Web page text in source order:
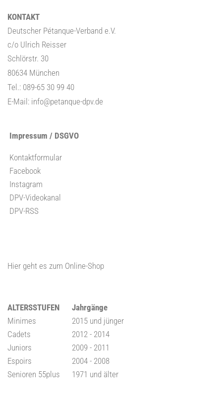
KONTAKT
Deutscher Pétanque-Verband e.V.
c/o Ulrich Reisser
Schlörstr. 30
80634 München
Tel.: 089-65 30 99 40
E-Mail: info@petanque-dpv.de
Impressum / DSGVO
Kontaktformular
Facebook
Instagram
DPV-Videokanal
DPV-RSS
Hier geht es zum Online-Shop
ALTERSSTUFEN
Jahrgänge
Minimes
2015 und jünger
Cadets
2012 - 2014
Juniors
2009 - 2011
Espoirs
2004 - 2008
Senioren 55plus
1971 und älter